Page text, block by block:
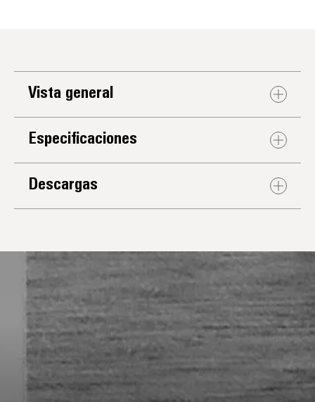
Vista general
Especificaciones
Descargas